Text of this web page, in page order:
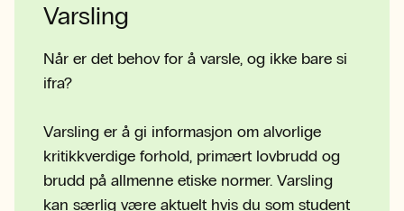
Varsling
Når er det behov for å varsle, og ikke bare si
ifra?
Varsling er å gi informasjon om alvorlige
kritikkverdige forhold, primært lovbrudd og
brudd på allmenne etiske normer. Varsling
kan særlig være aktuelt hvis du som student